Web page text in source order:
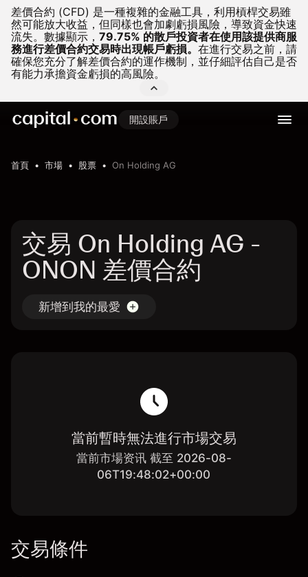
差價合約 (CFD) 是一種複雜的金融工具，利用槓桿交易雖
然可能放大收益，但同樣也會加劇虧損風險，導致資金快速
流失。 數據顯示， 79.75% 的散戶投資者在使用該提供商服
務進行差價合約交易時出現帳戶虧損。 在進行交易之前，請
確保您充分了解差價合約的運作機制，並仔細評估自己是否
有能力承擔資金虧損的高風險。
開設賬戶
首頁 市場 股票 On Holding AG
交易 On Holding AG -
ONON 差價合約
新增到我的最愛
當前暫時無法進行市場交易
當前市場资讯 截至 2026-08-
06T19:48:02+00:00
交易條件